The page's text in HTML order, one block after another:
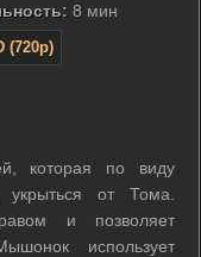
8 мин
(720p)
которая по виду
от Тома.
и позволяет
использует